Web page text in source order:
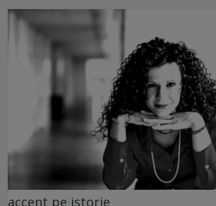
accent pe istorie